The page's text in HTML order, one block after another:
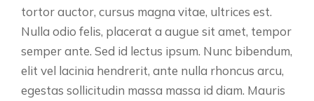
tortor auctor, cursus magna vitae, ultrices est.
Nulla odio felis, placerat a augue sit amet, tempor
semper ante. Sed id lectus ipsum. Nunc bibendum,
elit vel lacinia hendrerit, ante nulla rhoncus arcu,
egestas sollicitudin massa massa id diam. Mauris